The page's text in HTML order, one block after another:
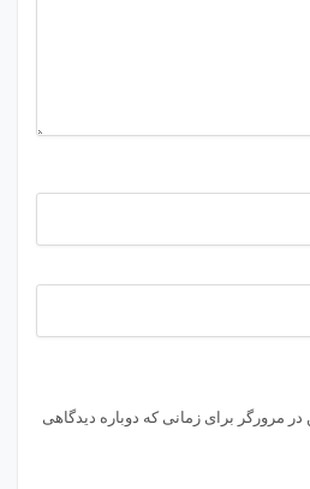
مرورگر برای زمانی که دوباره دیدگاهی